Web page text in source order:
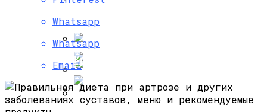
Правильная Диета При Жировом
Гепатозе Печени, Меню На Неделю С
Рецептами
Можно Ли Похудеть На Детском
Возлюбленная Тимати, На Которой Он
Хотел Жениться
Жизнь Антона Макарского: От Успеха В
Кино До Счастливого Брака
Исправить — Советы И Рекомендации
Кремы-Кушоны: Лучшая Косметика
Whatsapp
Whatsapp
Email